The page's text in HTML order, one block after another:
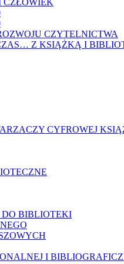
CZYTELNICTWA
Z KSIĄŻKĄ I
CYFROWEJ
DO BIBLIOTEKI
I